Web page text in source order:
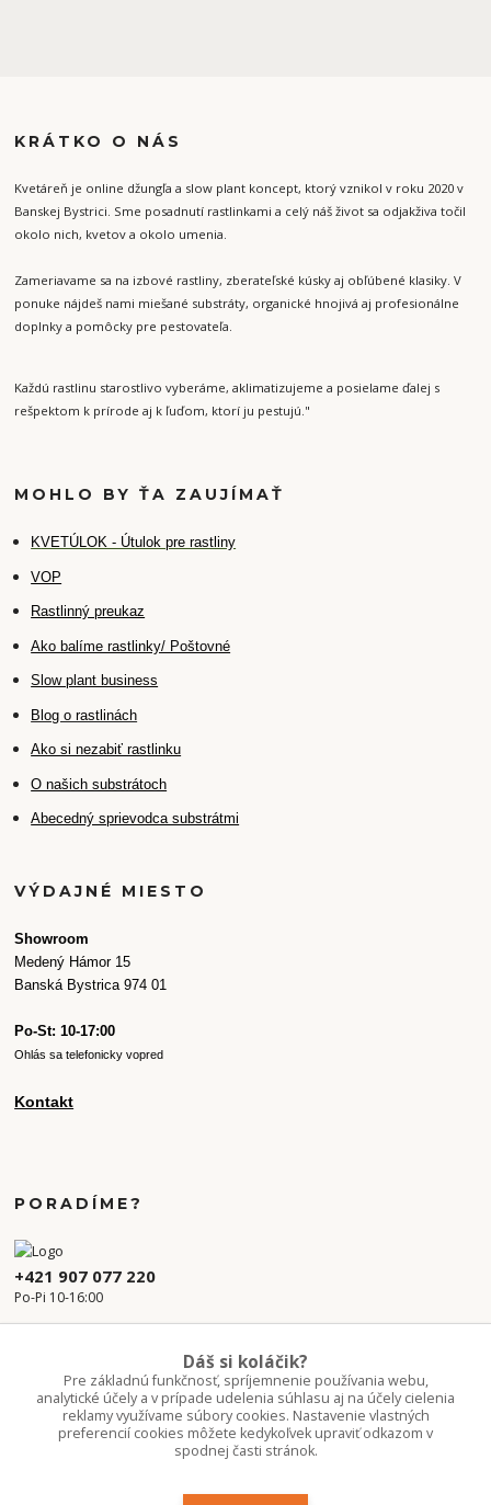
KRÁTKO O NÁS
Kvetáreň je online džungľa a slow plant koncept, ktorý vznikol v roku 2020 v
Banskej Bystrici. Sme posadnutí rastlinkami a celý náš život sa odjakživa točil
okolo nich, kvetov a okolo umenia.
Zameriavame sa na izbové rastliny, zberateľské kúsky aj obľúbené klasiky. V
ponuke nájdeš nami miešané substráty, organické hnojivá aj profesionálne
doplnky a pomôcky pre pestovateľa.
Každú rastlinu starostlivo vyberáme, aklimatizujeme a posielame ďalej s
rešpektom k prírode aj k ľuďom, ktorí ju pestujú."
MOHLO BY ŤA ZAUJÍMAŤ
KVETÚLOK - Útulok pre rastliny
VOP
Rastlinný preukaz
Ako balíme rastlinky/ Poštovné
Slow plant business
Blog o rastlinách
Ako si nezabiť rastlinku
O našich substrátoch
Abecedný sprievodca substrátmi
VÝDAJNÉ MIESTO
Showroom
Medený Hámor 15
Banská Bystrica 974 01
Po-St: 10-17:00
Ohlás sa telefonicky vopred
Kontakt
PORADÍME?
+421 907 077 220
Po-Pi 10-16:00
Dáš si koláčik?
Pre základnú funkčnosť, spríjemnenie používania webu,
analytické účely a v prípade udelenia súhlasu aj na účely cielenia
reklamy využívame súbory cookies. Nastavenie vlastných
preferencií cookies môžete kedykoľvek upraviť odkazom v
spodnej časti stránok.